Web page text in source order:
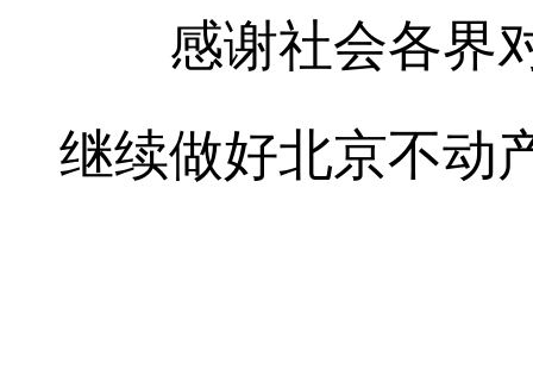
感谢社会各界
继续做好北京不动